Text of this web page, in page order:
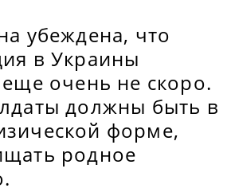
убеждена, что
в Украины
очень не скоро.
должны быть в
форме,
родное